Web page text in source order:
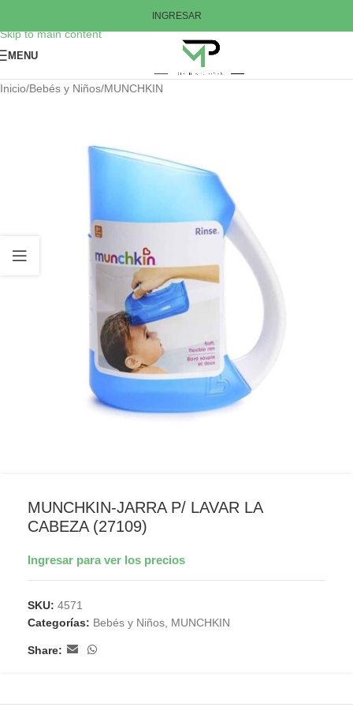
Skip to main content
INGRESAR
MENU
Inicio/Bebés y Niños/MUNCHKIN
MUNCHKIN-JARRA P/ LAVAR LA
CABEZA (27109)
Ingresar para ver los precios
SKU: 4571
Categorías: Bebés y Niños MUNCHKIN
Share: